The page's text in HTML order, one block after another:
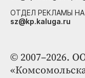
© 2007–2026.
ОТДЕЛ РЕКЛАМЫ
sz@kp.kaluga.ru